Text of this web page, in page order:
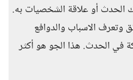
الحدث أو علاقة الشخصيات به.
وتعرف الاسباب والدوافع
في الحدث. هذا الجو هو أكثر